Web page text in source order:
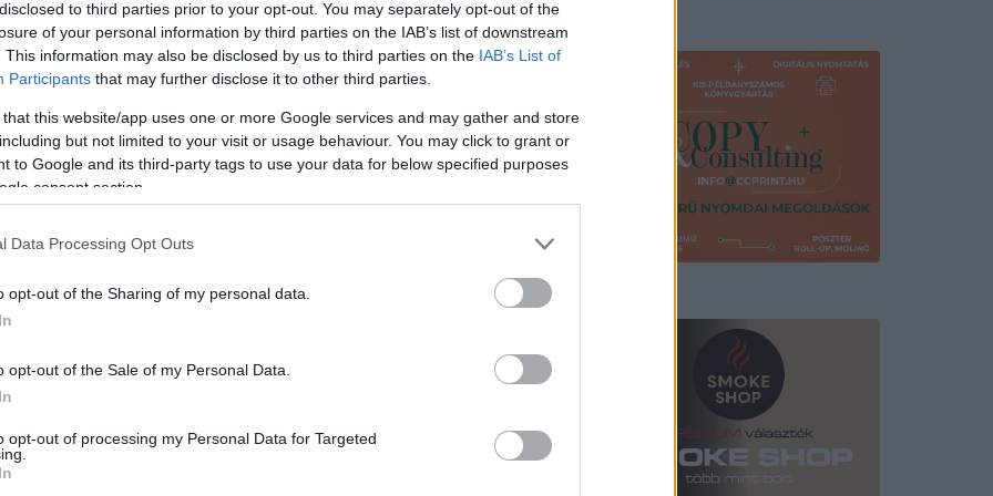
to third parties prior to your opt-out. You may separately opt-out of the
of your personal information by third parties on the IAB’s list of downstream
This information may also be disclosed by us to third parties on the IAB’s List of
Participants that may further disclose it to other third parties.
that this website/app uses one or more Google services and may gather and store
but not limited to your visit or usage behaviour. You may click to grant or
to Google and its third-party tags to use your data for below specified purposes
consent section.
Data Processing Opt Outs
opt-out of the Sharing of my personal data.
opt-out of the Sale of my Personal Data.
opt-out of processing my Personal Data for Targeted
Sebastian Gorka egy podcastban arról beszélt, hogy
és egy levelet is hátrahagyott alelnöke, JD
valami történne.
található egy levél, amelyet Trump írt, és amelyet
át kell vennie az államfői feladatokat. A tisztviselő